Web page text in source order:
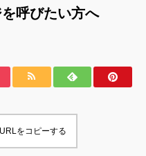
呼びたい方へ
をコピーする